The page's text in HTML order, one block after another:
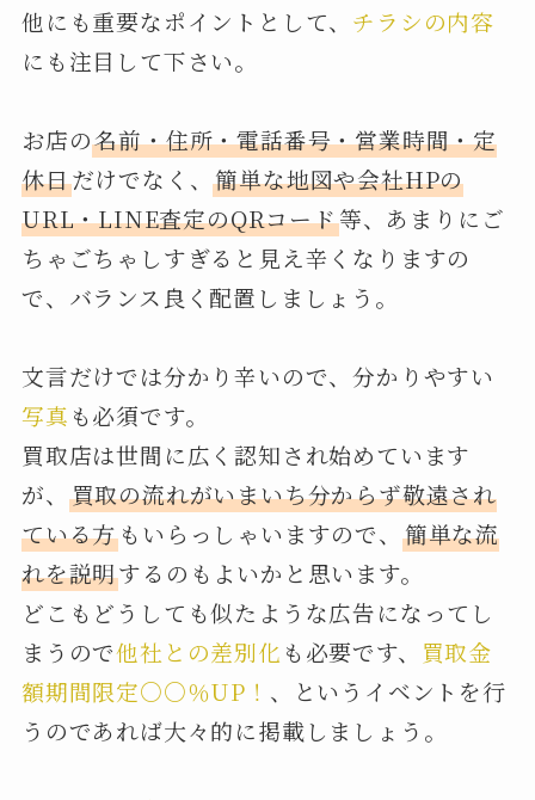
他にも重要なポイントとして、 チラシの内容
にも注目して下さい。
お店の名前・住所・電話番号・営業時間・定
休日だけでなく、簡単な地図や会社HPの
URL・LINE査定のQRコード等、あまりにご
ちゃごちゃしすぎると見え辛くなりますの
で、バランス良く配置しましょう。
文言だけでは分かり辛いので、分かりやすい
写真 も必須です。
買取店は世間に広く認知され始めています
が、 買取の流れがいまいち分からず敬遠され
ている方 もいらっしゃいますので、 簡単な流
れを説明するのもよいかと思います。
どこもどうしても似たような広告になってし
まうので他社との差別化 も必要です、 買取金
額期間限定○○％UP！ 、というイベントを行
うのであれば大々的に掲載しましょう。